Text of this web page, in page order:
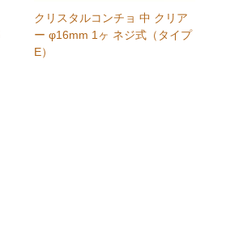
クリスタルコンチョ 中 クリア
ー φ16mm 1ヶ ネジ式（タイプ
E）